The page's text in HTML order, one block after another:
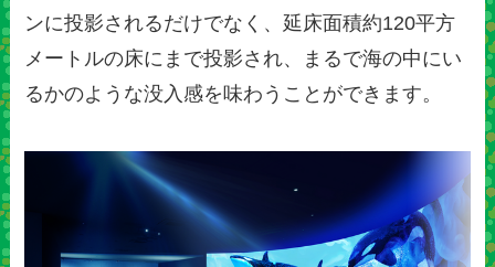
ンに投影されるだけでなく、延床面積約120平方
メートルの床にまで投影され、まるで海の中にい
るかのような没入感を味わうことができます。